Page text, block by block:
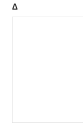
Δ